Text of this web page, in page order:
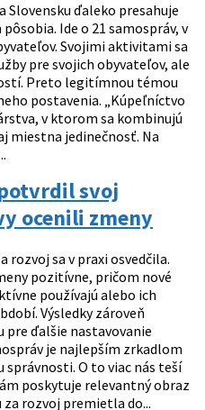
Slovensku ďaleko presahuje
Ide o 21 samospráv, v
Svojimi aktivitami sa
pre svojich obyvateľov, ale
Preto legitímnou témou
postavenia. „Kúpeľníctvo
v ktorom sa kombinujú
miestna jedinečnosť. Na
svoj
ocenili zmeny
rozvoj sa v praxi osvedčila.
pozitívne, pričom nové
používajú alebo ich
Výsledky zároveň
ďalšie nastavovanie
je najlepším zrkadlom
správnosti. O to viac nás teší
poskytuje relevantný obraz
rozvoj premietla do...